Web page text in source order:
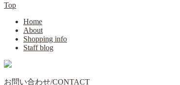
Top
Home
About
Shopping info
Staff blog
お問い合わせ/CONTACT